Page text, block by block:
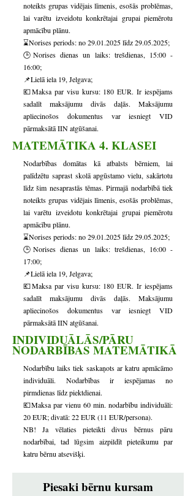
noteikts grupas vidējais līmenis, esošās problēmas,
lai varētu izveidotu konkrētajai grupai piemērotu
apmācību plānu.
⌛Norises periods: no29.01.2025līdz29.05.2025;
🕒Norises dienas un laiks: trešdienas, 15:00 -
16:00;
📌Lielā iela 19, Jelgava;
💶Maksa par visu kursu: 180 EUR. Ir iespējams
sadalīt maksājumu divās daļās. Maksājumu
apliecinošos dokumentus var iesniegt VID
pārmaksātā IIN atgūšanai.
MATEMĀTIKA 4. KLASEI
Nodarbības domātas kā atbalsts bērniem, lai
palīdzētu saprast skolā apgūstamo vielu, sakārtotu
līdz šim nesaprastās tēmas. Pirmajā nodarbībā tiek
noteikts grupas vidējais līmenis, esošās problēmas,
lai varētu izveidotu konkrētajai grupai piemērotu
apmācību plānu.
⌛Norises periods: no 29.01.2025 līdz29.05.2025;
🕒Norises dienas un laiks: trešdienas, 16:00 -
17:00;
📌Lielā iela 19, Jelgava;
💶Maksa par visu kursu: 180 EUR. Ir iespējams
sadalīt maksājumu divās daļās. Maksājumu
apliecinošos dokumentus var iesniegt VID
pārmaksātā IIN atgūšanai.
INDIVIDUĀLĀS/PĀRU
NODARBĪBAS MATEMĀTIKĀ
Nodarbību laiks tiek saskaņots ar katru apmācāmo
individuāli. Nodarbības ir iespējamas no
pirmdienas līdz piektdienai.
💶Maksa par vienu 60 min. nodarbību individuāli:
20 EUR; divatā: 22 EUR (11 EUR/persona).
NB! Ja vēlaties pieteikti divus bērnus pāru
nodarbībai, tad lūgsim aizpildīt pieteikumu par
katru bērnu atsevišķi.
Piesaki bērnu kursam